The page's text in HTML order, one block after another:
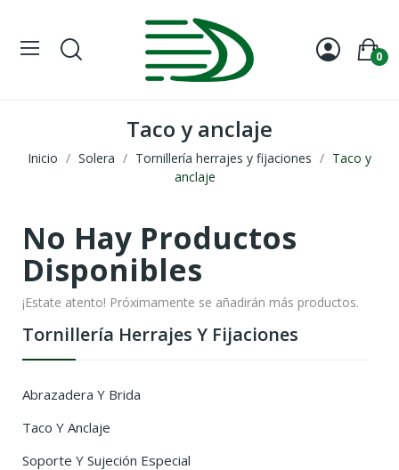
0
Taco y anclaje
Inicio Solera Tornillería herrajes y fijaciones
Taco y
anclaje
Tornillería Herrajes Y Fijaciones
Abrazadera Y Brida
Taco Y Anclaje
Soporte Y Sujeción Especial
No Hay Productos
Disponibles
¡Estate atento! Próximamente se añadirán más productos.